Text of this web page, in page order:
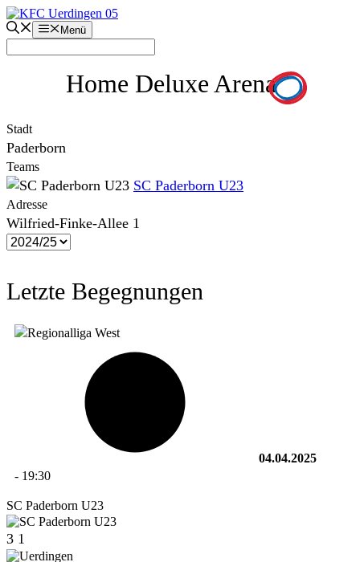
Zum
Inhalt
springen
Menü
Home Deluxe Arena
Stadt
Paderborn
Teams
SC Paderborn U23
Adresse
Wilfried-Finke-Allee 1
Letzte Begegnungen
04.04.2025
- 19:30
SC Paderborn U23
3 1